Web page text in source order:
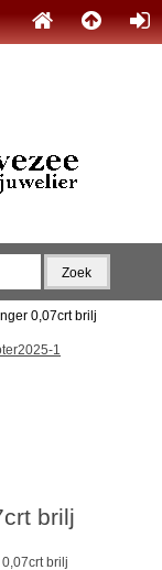
0,07crt brilj
brilj